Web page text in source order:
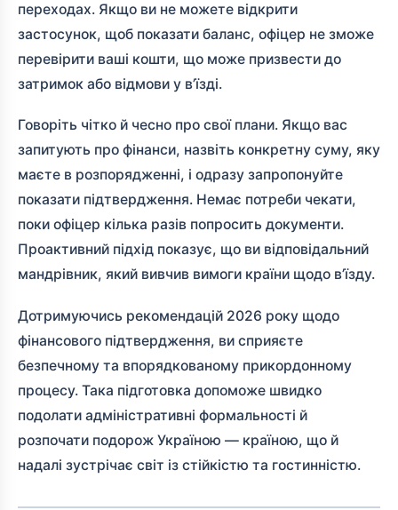
переходах. Якщо ви не можете відкрити
застосунок, щоб показати баланс, офіцер не зможе
перевірити ваші кошти, що може призвести до
затримок або відмови у в’їзді.
Говоріть чітко й чесно про свої плани. Якщо вас
запитують про фінанси, назвіть конкретну суму, яку
маєте в розпорядженні, і одразу запропонуйте
показати підтвердження. Немає потреби чекати,
поки офіцер кілька разів попросить документи.
Проактивний підхід показує, що ви відповідальний
мандрівник, який вивчив вимоги країни щодо в’їзду.
Дотримуючись рекомендацій 2026 року щодо
фінансового підтвердження, ви сприяєте
безпечному та впорядкованому прикордонному
процесу. Така підготовка допоможе швидко
подолати адміністративні формальності й
розпочати подорож Україною — країною, що й
надалі зустрічає світ із стійкістю та гостинністю.